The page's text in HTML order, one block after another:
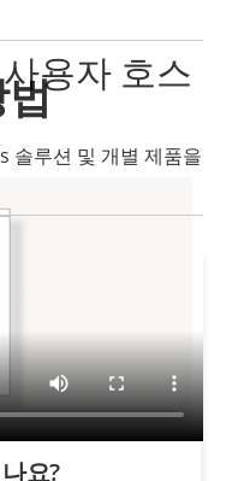
용자 호스
솔루션 및 개별 제품을
요?